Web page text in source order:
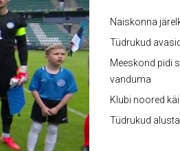
Naiskonna
Tüdrukud
Meeskond pidi
vanduma
Klubi noored
Tüdrukud